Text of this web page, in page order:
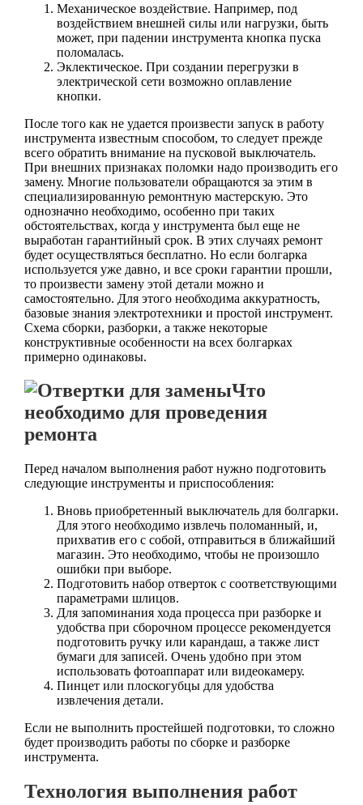
Механическое воздействие. Например, под
воздействием внешней силы или нагрузки, быть
может, при падении инструмента кнопка пуска
поломалась.
Эклектическое. При создании перегрузки в
электрической сети возможно оплавление
кнопки.
После того как не удается произвести запуск в работу
инструмента известным способом, то следует прежде
всего обратить внимание на пусковой выключатель.
При внешних признаках поломки надо производить его
замену. Многие пользователи обращаются за этим в
специализированную ремонтную мастерскую. Это
однозначно необходимо, особенно при таких
обстоятельствах, когда у инструмента был еще не
выработан гарантийный срок. В этих случаях ремонт
будет осуществляться бесплатно. Но если болгарка
используется уже давно, и все сроки гарантии прошли,
то произвести замену этой детали можно и
самостоятельно. Для этого необходима аккуратность,
базовые знания электротехники и простой инструмент.
Схема сборки, разборки, а также некоторые
конструктивные особенности на всех болгарках
примерно одинаковы.
Что
необходимо для проведения
ремонта
Перед началом выполнения работ нужно подготовить
следующие инструменты и приспособления:
Вновь приобретенный выключатель для болгарки.
Для этого необходимо извлечь поломанный, и,
прихватив его с собой, отправиться в ближайший
магазин. Это необходимо, чтобы не произошло
ошибки при выборе.
Подготовить набор отверток с соответствующими
параметрами шлицов.
Для запоминания хода процесса при разборке и
удобства при сборочном процессе рекомендуется
подготовить ручку или карандаш, а также лист
бумаги для записей. Очень удобно при этом
использовать фотоаппарат или видеокамеру.
Пинцет или плоскогубцы для удобства
извлечения детали.
Если не выполнить простейшей подготовки, то сложно
будет производить работы по сборке и разборке
инструмента.
Технология выполнения работ